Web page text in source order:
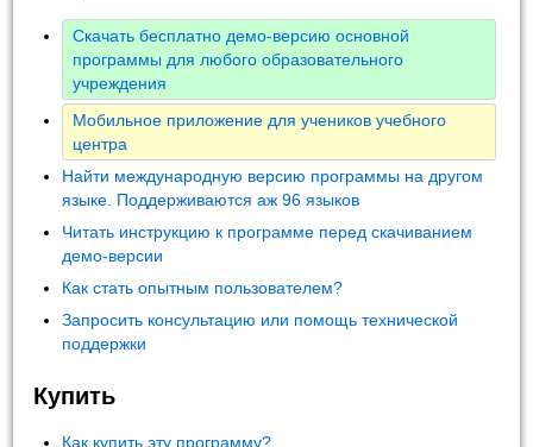
Скачать бесплатно демо-версию основной
программы для любого образовательного
учреждения
Мобильное приложение для учеников учебного
центра
Найти международную версию программы на другом
языке. Поддерживаются аж 96 языков
Читать инструкцию к программе перед скачиванием
демо-версии
Как стать опытным пользователем?
Запросить консультацию или помощь технической
поддержки
Купить
Как купить эту программу?